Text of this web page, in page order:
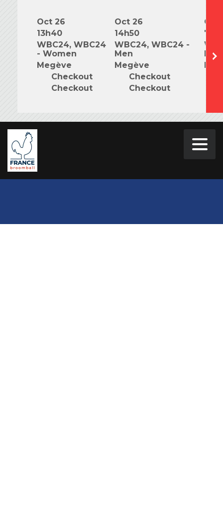
Oct 26
13h40
WBC24, WBC24
- Women
Megève
Checkout
Checkout
Oct 26
14h50
WBC24, WBC24 -
Men
Megève
Checkout
Checkout
Oct